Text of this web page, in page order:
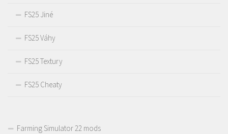
FS25 Jiné
FS25 Váhy
FS25 Textury
FS25 Cheaty
Farming Simulator 22 mods